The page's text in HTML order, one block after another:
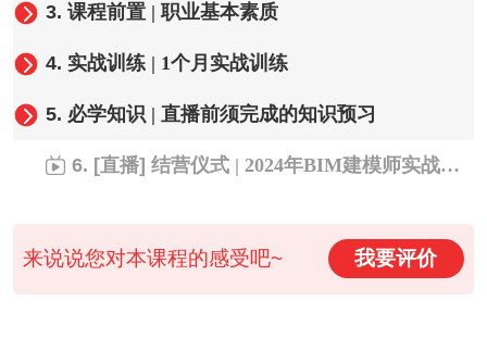
3. 课程前置 | 职业基本素质
4. 实战训练 | 1个月实战训练
5. 必学知识 | 直播前须完成的知识预习
6. [直播] 结营仪式 | 2024年BIM建模师实战取证营结营直播
来说说您对本课程的感受吧~ 我要评价